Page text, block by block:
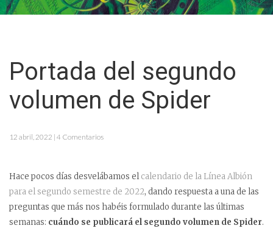
Portada del segundo
volumen de Spider
12 abril, 2022 | 4 Comentarios
Hace pocos días desvelábamos elcalendario de la Línea Albión
para el segundo semestre de 2022, dando respuesta a una de las
preguntas que más nos habéis formulado durante las últimas
semanas: cuándo se publicará el segundo volumen de Spider.